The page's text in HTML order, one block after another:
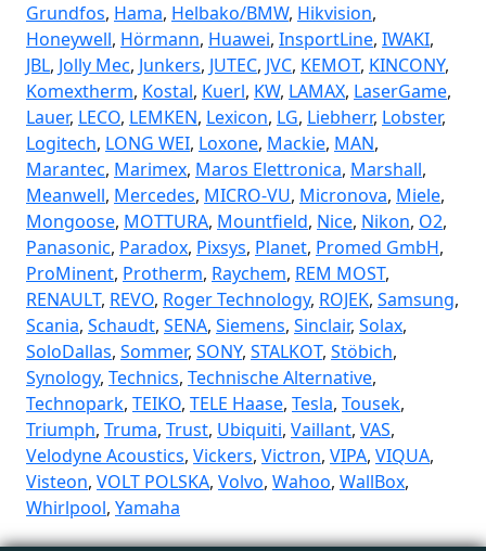
Grundfos, Hama, Helbako/BMW, Hikvision,
Honeywell, Hörmann, Huawei, InsportLine, IWAKI,
JBL, Jolly Mec, Junkers, JUTEC, JVC, KEMOT, KINCONY,
Komextherm, Kostal, Kuerl, KW, LAMAX, LaserGame,
Lauer, LECO, LEMKEN, Lexicon, LG, Liebherr, Lobster,
Logitech, LONG WEI, Loxone, Mackie, MAN,
Marantec, Marimex, Maros Elettronica, Marshall,
Meanwell, Mercedes, MICRO-VU, Micronova, Miele,
Mongoose, MOTTURA, Mountfield, Nice, Nikon, O2,
Panasonic, Paradox, Pixsys, Planet, Promed GmbH,
ProMinent, Protherm, Raychem, REM MOST,
RENAULT, REVO, Roger Technology, ROJEK, Samsung,
Scania, Schaudt, SENA, Siemens, Sinclair, Solax,
SoloDallas, Sommer, SONY, STALKOT, Stöbich,
Synology, Technics, Technische Alternative,
Technopark, TEIKO, TELE Haase, Tesla, Tousek,
Triumph, Truma, Trust, Ubiquiti, Vaillant, VAS,
Velodyne Acoustics, Vickers, Victron, VIPA, VIQUA,
Visteon, VOLT POLSKA, Volvo, Wahoo, WallBox,
Whirlpool, Yamaha